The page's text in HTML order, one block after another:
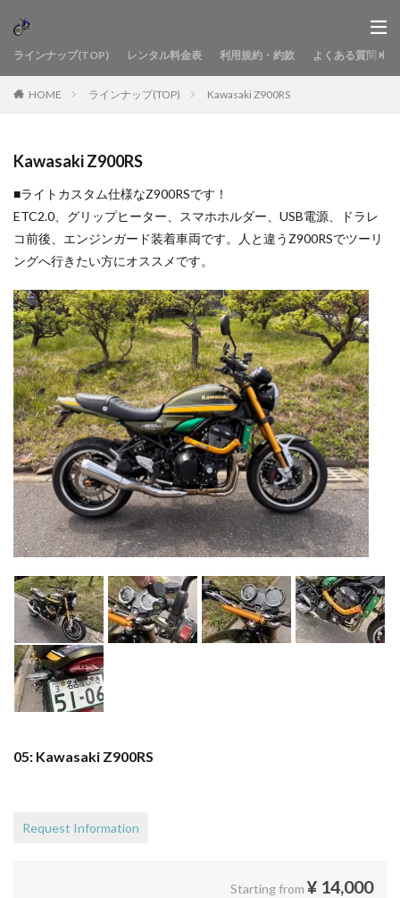
ラインナップ(TOP) レンタル料金表 利用規約・約款 よくある質問
HOME ラインナップ(TOP) Kawasaki Z900RS
Kawasaki Z900RS
■ライトカスタム仕様なZ900RSです！
ETC2.0、グリップヒーター、スマホホルダー、USB電源、ドラレ
コ前後、エンジンガード装着車両です。人と違うZ900RSでツーリ
ングへ行きたい方にオススメです。
05: Kawasaki Z900RS
Request Information
Starting from ¥ 14,000